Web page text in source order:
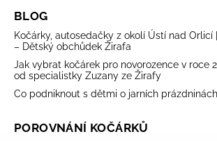
BLOG
Kočárky, autosedačky z okolí Ústí nad Orlicí
– Dětský obchůdek Žirafa
Jak vybrat kočárek pro novorozence v roce
od specialistky Zuzany ze Žirafy
Co podniknout s dětmi o jarních
POROVNÁNÍ KOČÁRKŮ